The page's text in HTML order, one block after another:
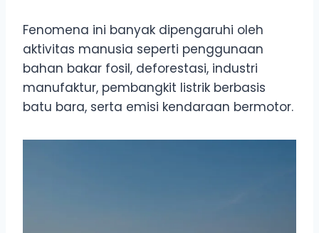
Fenomena ini banyak dipengaruhi oleh
aktivitas manusia seperti penggunaan
bahan bakar fosil, deforestasi, industri
manufaktur, pembangkit listrik berbasis
batu bara, serta emisi kendaraan bermotor.